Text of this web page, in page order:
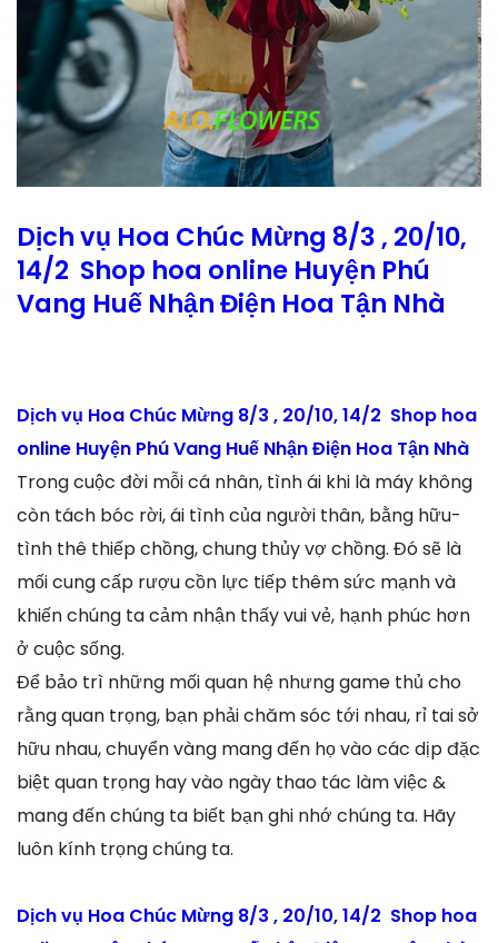
Dịch vụ Hoa Chúc Mừng 8/3 , 20/10,
14/2 Shop hoa online Huyện Phú
Vang Huế Nhận Điện Hoa Tận Nhà
Dịch vụ Hoa Chúc Mừng 8/3 , 20/10, 14/2 Shop hoa
online Huyện Phú Vang Huế Nhận Điện Hoa Tận Nhà
Trong cuộc đời mỗi cá nhân, tình ái khi là máy không
còn tách bóc rời, ái tình của người thân, bằng hữu-
tình thê thiếp chồng, chung thủy vợ chồng. Đó sẽ là
mối cung cấp rượu cồn lực tiếp thêm sức mạnh và
khiến chúng ta cảm nhận thấy vui vẻ, hạnh phúc hơn
ở cuộc sống.
Để bảo trì những mối quan hệ nhưng game thủ cho
rằng quan trọng, bạn phải chăm sóc tới nhau, rỉ tai sở
hữu nhau, chuyển vàng mang đến họ vào các dịp đặc
biệt quan trọng hay vào ngày thao tác làm việc &
mang đến chúng ta biết bạn ghi nhớ chúng ta. Hãy
luôn kính trọng chúng ta.
Dịch vụ Hoa Chúc Mừng 8/3 , 20/10, 14/2 Shop hoa